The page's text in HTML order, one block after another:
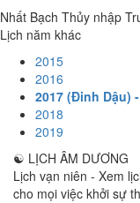
Nhất Bạch Thủy nhập
Lịch năm khác
2015
2016
2017 (Đinh Dậu)
2018
2019
☯ LỊCH ÂM DƯƠNG
Lịch vạn niên - Xem
cho mọi việc khởi sự